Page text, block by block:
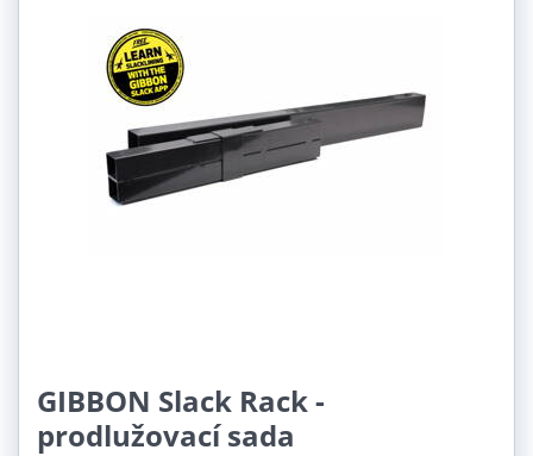
GIBBON Slack Rack -
prodlužovací sada